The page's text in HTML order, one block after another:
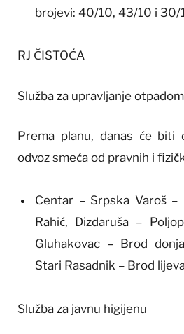
brojevi: 40/10, 43/10 i 30/
RJ ČISTOĆA
Služba za upravljanje otpadom
Prema planu, danas će biti
odvoz smeća od pravnih i
Centar – Srpska Varoš –
Rahić, Dizdaruša –
Gluhakovac – Brod
Stari Rasadnik – Brod
Služba za javnu higijenu